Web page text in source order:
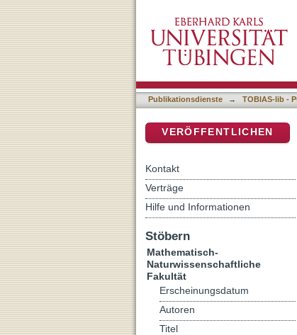
mit depressiven
Publikationsdienste → TOBIAS-lib -
VERÖFFENTLICHEN
Kontakt
Verträge
Hilfe und Informationen
Stöbern
Mathematisch-
Naturwissenschaftliche
Fakultät
Erscheinungsdatum
Autoren
Titel